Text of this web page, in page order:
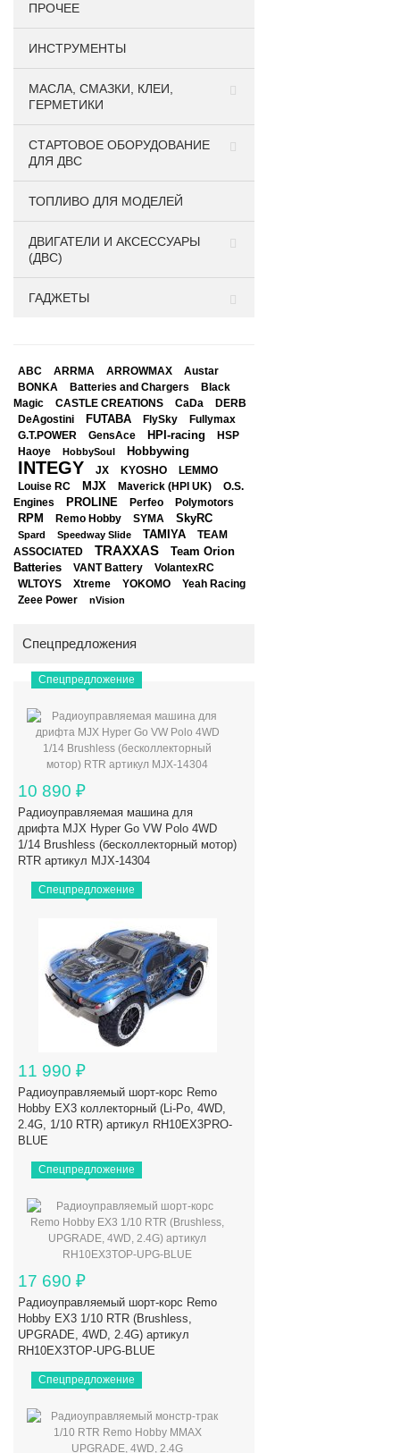
ПРОЧЕЕ
ИНСТРУМЕНТЫ
МАСЛА, СМАЗКИ, КЛЕИ,
ГЕРМЕТИКИ
СТАРТОВОЕ ОБОРУДОВАНИЕ
ДЛЯ ДВС
ТОПЛИВО ДЛЯ МОДЕЛЕЙ
ДВИГАТЕЛИ И АКСЕССУАРЫ
(ДВС)
ГАДЖЕТЫ
ABC ARRMA ARROWMAX Austar
BONKA Batteries and Chargers
Black
Magic
CASTLE CREATIONS CaDa DERB
DeAgostini FUTABA FlySky Fullymax
G.T.POWER GensAce HPI-racing
HSP
Haoye
HobbySoul Hobbywing
INTEGY JX KYOSHO
LEMMO
Louise RC
MJX Maverick (HPI UK)
O.S.
Engines
PROLINE Perfeo Polymotors
RPM Remo Hobby SYMA SkyRC
Spard Speedway Slide TAMIYA
TEAM
ASSOCIATED
TRAXXAS
Team Orion
Batteries
VANT Battery VolantexRC
WLTOYS Xtreme YOKOMO Yeah Racing
Zeee Power nVision
Спецпредложения
Спецпредложение
10 890 ₽
Радиоуправляемая машина для
дрифта MJX Hyper Go VW Polo 4WD
1/14 Brushless (бесколлекторный мотор)
RTR артикул MJX-14304
Спецпредложение
11 990 ₽
Радиоуправляемый шорт-корс Remo
Hobby EX3 коллекторный (Li-Po, 4WD,
2.4G, 1/10 RTR) артикул RH10EX3PRO-
BLUE
Спецпредложение
17 690 ₽
Радиоуправляемый шорт-корс Remo
Hobby EX3 1/10 RTR (Brushless,
UPGRADE, 4WD, 2.4G) артикул
RH10EX3TOP-UPG-BLUE
Спецпредложение